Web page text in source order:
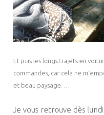
Et puis les longs trajets en
commandes, car cela ne
et beau paysage….
Je vous retrouve dès